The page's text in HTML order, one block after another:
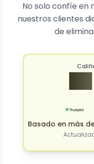
No solo confíe en
nuestros clientes
de
Basado en más